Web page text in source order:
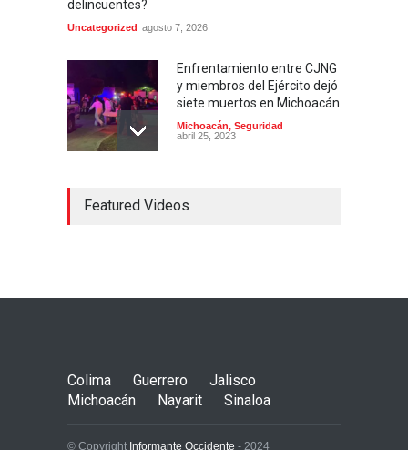
delincuentes?
Uncategorized agosto 7, 2026
Enfrentamiento entre CJNG
y miembros del Ejército dejó
siete muertos en Michoacán
Michoacán, Seguridad
abril 25, 2023
contra mujeres
Nayarit , Seguridad
Featured Videos
Colima Guerrero
Jalisco
Michoacán
Nayarit Sinaloa
© Copyright Informante Occidente - 2024